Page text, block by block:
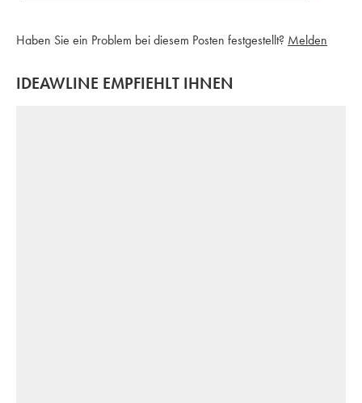
Haben Sie ein Problem bei diesem Posten festgestellt? Melden
IDEAWLINE EMPFIEHLT IHNEN